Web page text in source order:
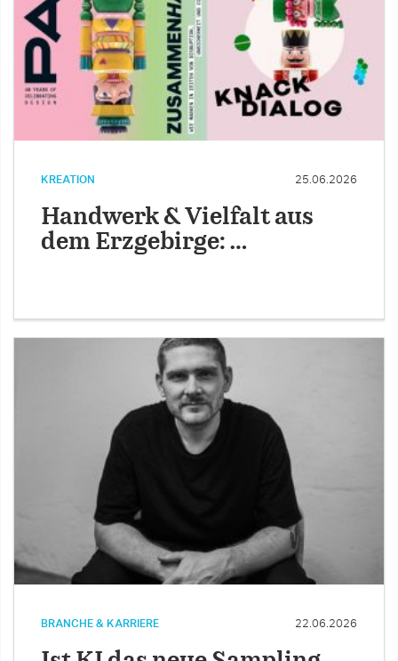
KREATION 25.06.2026
Handwerk & Vielfalt aus
dem Erzgebirge: …
BRANCHE & KARRIERE 22.06.2026